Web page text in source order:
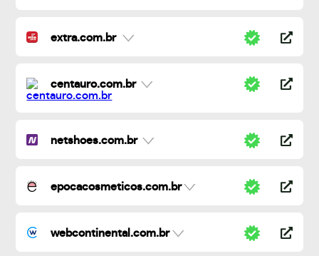
extra.com.br
centauro.com.br
netshoes.com.br
epocacosmeticos.com.br
webcontinental.com.br